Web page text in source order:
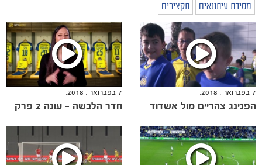
מסיבת עיתונאים
תקצירים
7 בפברואר , 2018,
חדר הלבשה - עונה 2 פרק 11
7 בפברואר , 2018,
הפנינג צהריים מול אשדוד